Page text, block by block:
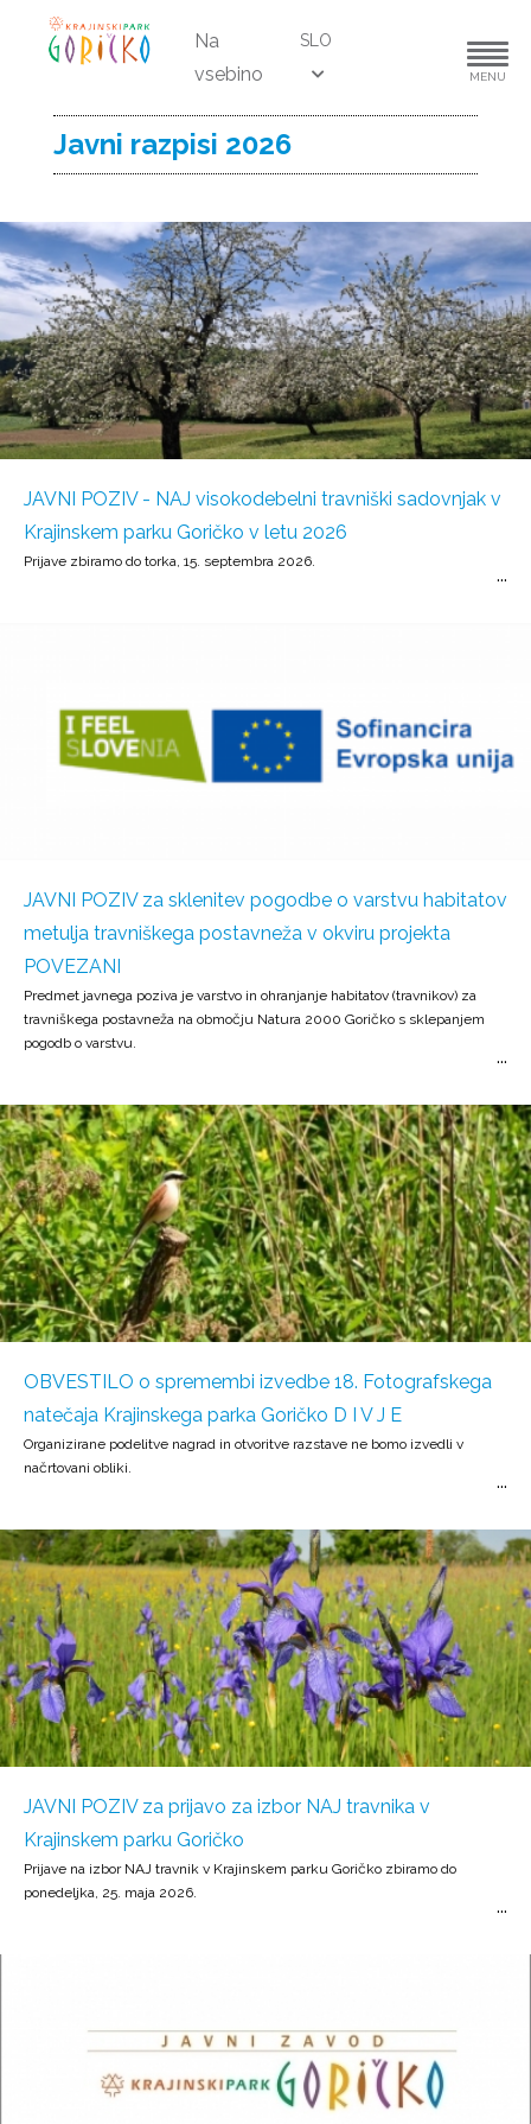
Na
vsebino
SLO
MENU
Javni razpisi 2026
JAVNI POZIV - NAJ visokodebelni travniški sadovnjak v
Krajinskem parku Goričko v letu 2026
Prijave zbiramo do torka, 15. septembra 2026.
JAVNI POZIV za sklenitev pogodbe o varstvu habitatov
metulja travniškega postavneža v okviru projekta
POVEZANI
Predmet javnega poziva je varstvo in ohranjanje habitatov (travnikov) za
travniškega postavneža na območju Natura 2000 Goričko s sklepanjem
pogodb o varstvu.
OBVESTILO o spremembi izvedbe 18. Fotografskega
natečaja Krajinskega parka Goričko D I V J E
Organizirane podelitve nagrad in otvoritve razstave ne bomo izvedli v
načrtovani obliki.
JAVNI POZIV za prijavo za izbor NAJ travnika v
Krajinskem parku Goričko
Prijave na izbor NAJ travnik v Krajinskem parku Goričko zbiramo do
ponedeljka, 25. maja 2026.